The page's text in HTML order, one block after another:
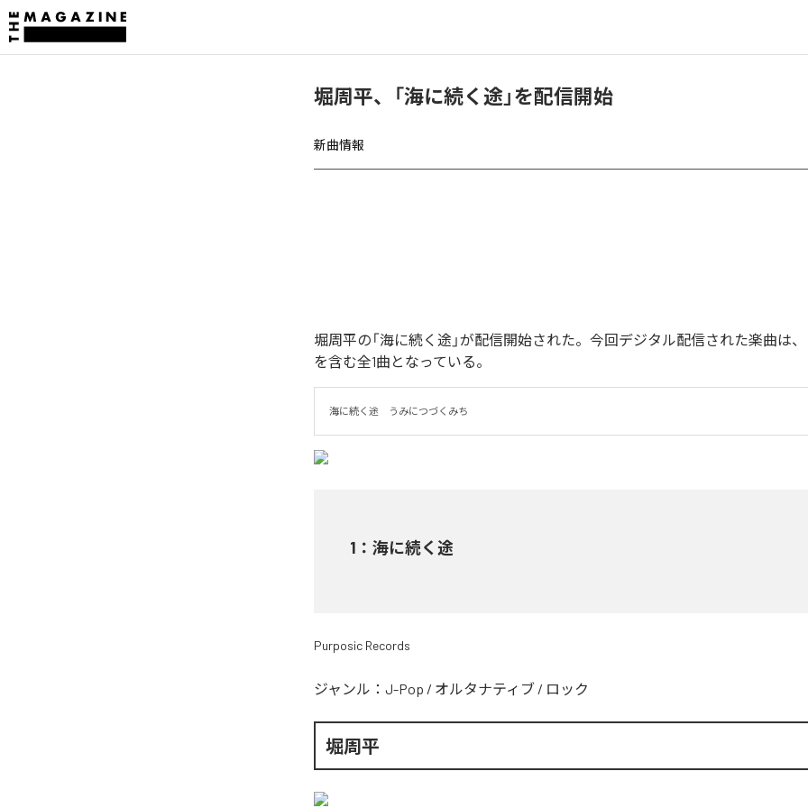
堀周平、「海に続く途」を配信開始
新曲情報
堀周平の「海に続く途」が配信開始された。今回デジタル配信された楽曲は、
を含む全1曲となっている。
海に続く途　うみにつづくみち
1 ： 海に続く途
Purposic Records
ジャンル： J-Pop / オルタナティブ / ロック
堀周平